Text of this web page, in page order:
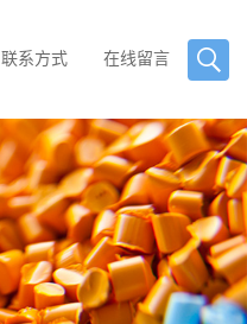
联系方式 在线留言